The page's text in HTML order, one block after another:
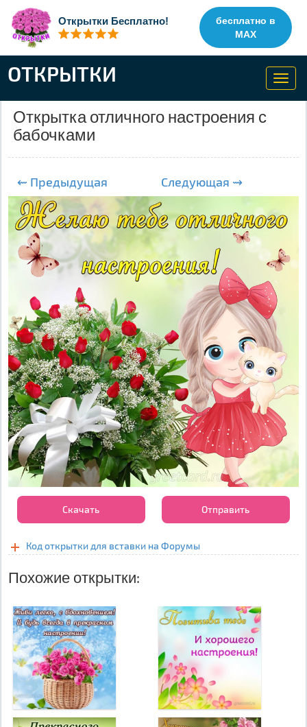
Открытки Бесплатно!
бесплатно в
MAX
ОТКРЫТКИ
Открытка отличного настроения с
бабочками
⇜ Предыдущая Следующая ⇝
Скачать Отправить
Код открытки для вставки на Форумы
Похожие открытки: